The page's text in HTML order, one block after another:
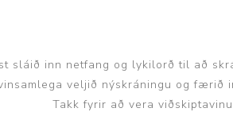
sláið inn netfang og lykilorð til að
veljið nýskráningu og færið
Takk fyrir að vera